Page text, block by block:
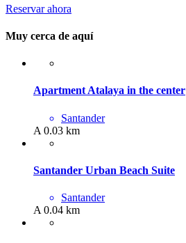
Reservar ahora
Muy cerca de aquí
Apartment Atalaya in the center
Santander
A 0.03 km
Santander Urban Beach Suite
Santander
A 0.04 km